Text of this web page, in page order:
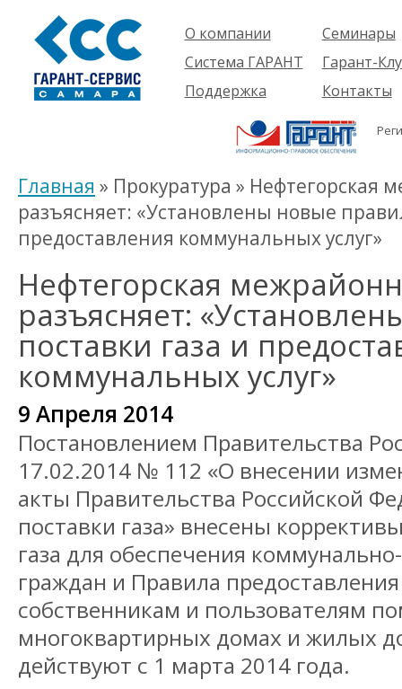
О компании
Компания
Проекты
Партнеры
Вакансии
Реквизиты
Информация
Система ГАРАНТ
О системе
решения
Комплекты
История
Поддержка
Пользователям
Будущим
пользователям
Семинары
Об услуге
семинары
Гарант-
Контакты
Главная » Прокуратура » Нефтегорская
разъясняет: «Установлены новые
предоставления коммунальных услуг»
Нефтегорская
разъясняет:
поставки газа и
коммунальных услуг»
9 Апреля 2014
Постановлением Правительства
17.02.2014 № 112 «О внесении
акты Правительства Российской
поставки газа» внесены
газа для обеспечения
граждан и Правила
собственникам и пользователям
многоквартирных домах и жилых
действуют с 1 марта 2014 года.